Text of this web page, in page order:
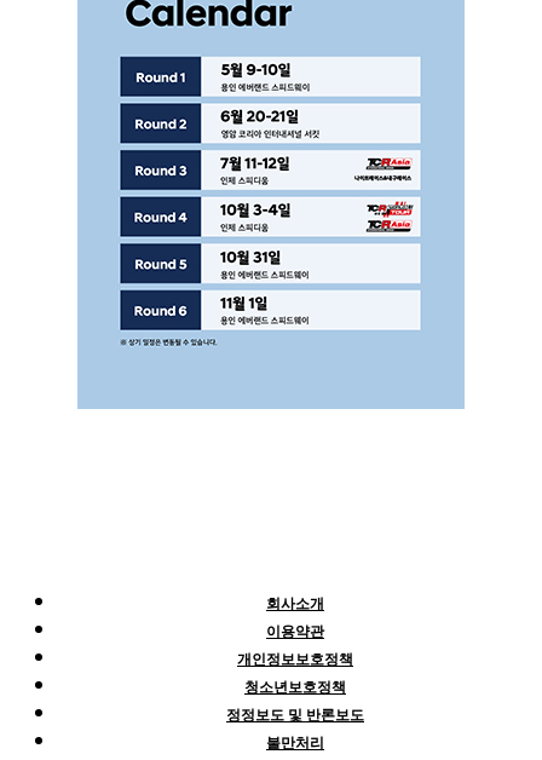
회사소개
이용약관
개인정보보호정책
청소년보호정책
정정보도 및 반론보도
불만처리